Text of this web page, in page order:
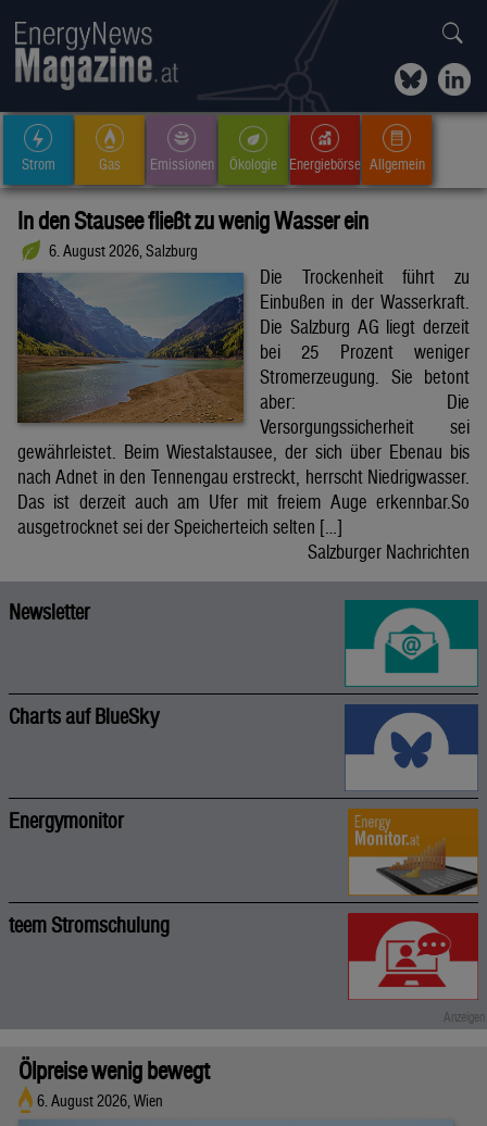
Strom Gas Emissionen Ökologie Energiebörse Allgemein
In den Stausee fließt zu wenig Wasser ein
6. August 2026, Salzburg
Die Trockenheit führt zu
Einbußen in der Wasserkraft.
Die Salzburg AG liegt derzeit
bei 25 Prozent weniger
Stromerzeugung. Sie betont
aber: Die
Versorgungssicherheit sei
gewährleistet. Beim Wiestalstausee, der sich über Ebenau bis
nach Adnet in den Tennengau erstreckt, herrscht Niedrigwasser.
Das ist derzeit auch am Ufer mit freiem Auge erkennbar.So
ausgetrocknet sei der Speicherteich selten […]
Salzburger Nachrichten
Newsletter
Charts auf BlueSky
Energymonitor
teem Stromschulung
Ölpreise wenig bewegt
6. August 2026, Wien